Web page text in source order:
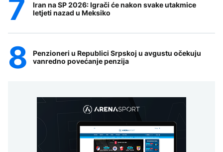
Iran na SP 2026: Igrači će nakon svake utakmice
letjeti nazad u Meksiko
Penzioneri u Republici Srpskoj u avgustu očekuju
vanredno povećanje penzija